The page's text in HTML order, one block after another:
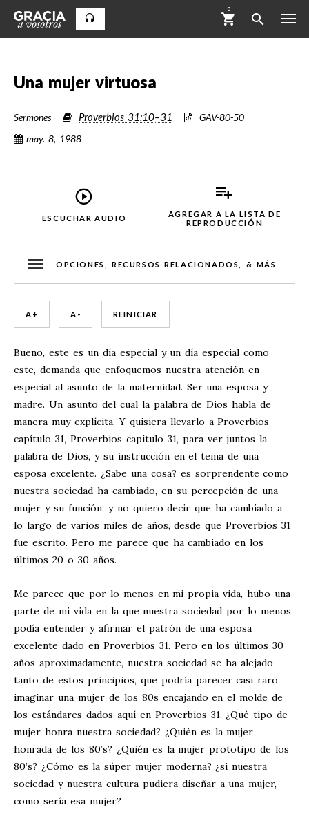
0
Una mujer virtuosa
Sermones Proverbios 31:10–31
GAV-80-50
may. 8, 1988
ESCUCHAR AUDIO
AGREGAR A LA LISTA DE
REPRODUCCIÓN
OPCIONES, RECURSOS RELACIONADOS, & MÁS
A + A - REINICIAR
Bueno, este es un día especial y un día especial como
este, demanda que enfoquemos nuestra atención en
especial al asunto de la maternidad. Ser una esposa y
madre. Un asunto del cual la palabra de Dios habla de
manera muy explícita. Y quisiera llevarlo a Proverbios
capítulo 31, Proverbios capítulo 31, para ver juntos la
palabra de Dios, y su instrucción en el tema de una
esposa excelente. ¿Sabe una cosa? es sorprendente como
nuestra sociedad ha cambiado, en su percepción de una
mujer y su función, y no quiero decir que ha cambiado a
lo largo de varios miles de años, desde que Proverbios 31
fue escrito. Pero me parece que ha cambiado en los
últimos 20 o 30 años.
Me parece que por lo menos en mi propia vida, hubo una
parte de mi vida en la que nuestra sociedad por lo menos,
podía entender y afirmar el patrón de una esposa
excelente dado en Proverbios 31. Pero en los últimos 30
años aproximadamente, nuestra sociedad se ha alejado
tanto de estos principios, que podría parecer casi raro
imaginar una mujer de los 80s encajando en el molde de
los estándares dados aquí en Proverbios 31. ¿Qué tipo de
mujer honra nuestra sociedad? ¿Quién es la mujer
honrada de los 80’s? ¿Quién es la mujer prototipo de los
80’s? ¿Cómo es la súper mujer moderna? ¿si nuestra
sociedad y nuestra cultura pudiera diseñar a una mujer,
como sería esa mujer?